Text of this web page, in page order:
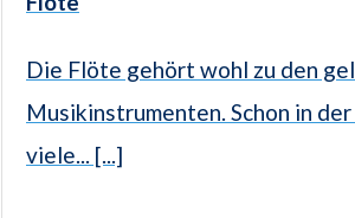
Die Flöte gehört wohl zu den
Musikinstrumenten. Schon in
viele... [...]